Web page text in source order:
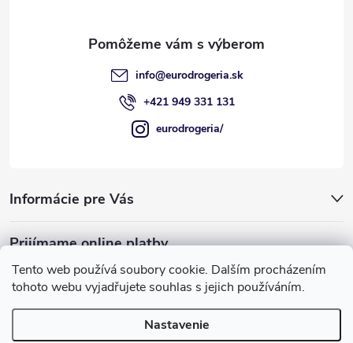
Tento web používá soubory cookie. Dalším procházením
tohoto webu vyjadřujete souhlas s jejich používáním.
Nastavenie
Informácie pre Vás
info@eurodrogeria.sk
+421 949 331 131
eurodrogeria/
Prijímame online platby